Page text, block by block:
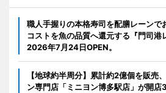
職人手握りの本格寿司を配膳レーンで
コストを魚の品質へ還元する『門司
2026年7月24日OPEN。
【地球約半周分】累計約2億個を販売
ン専門店「ミニヨン博多駅店」が開店